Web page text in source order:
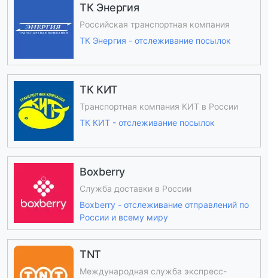
ТК Энергия
Российская транспортная компания
ТК Энергия - отслеживание посылок
ТК КИТ
Транспортная компания КИТ в России
ТК КИТ - отслеживание посылок
Boxberry
Служба доставки в России
Boxberry - отслеживание отправлений по
России и всему миру
TNT
Международная служба экспресс-